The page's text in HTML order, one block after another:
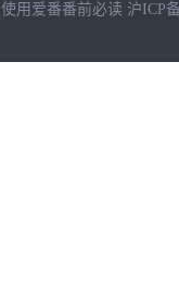
使用爱番番前必读 沪ICP